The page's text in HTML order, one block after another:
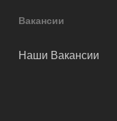
Вакансии
Наши Вакансии